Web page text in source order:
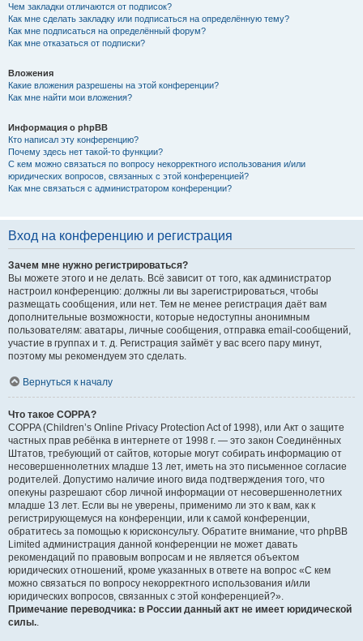
Чем закладки отличаются от подписок?
Как мне сделать закладку или подписаться на определённую тему?
Как мне подписаться на определённый форум?
Как мне отказаться от подписки?
Вложения
Какие вложения разрешены на этой конференции?
Как мне найти мои вложения?
Информация о phpBB
Кто написал эту конференцию?
Почему здесь нет такой-то функции?
С кем можно связаться по вопросу некорректного использования и/или
юридических вопросов, связанных с этой конференцией?
Как мне связаться с администратором конференции?
Вход на конференцию и регистрация
Зачем мне нужно регистрироваться?
Вы можете этого и не делать. Всё зависит от того, как администратор
настроил конференцию: должны ли вы зарегистрироваться, чтобы
размещать сообщения, или нет. Тем не менее регистрация даёт вам
дополнительные возможности, которые недоступны анонимным
пользователям: аватары, личные сообщения, отправка email-сообщений,
участие в группах и т. д. Регистрация займёт у вас всего пару минут,
поэтому мы рекомендуем это сделать.
Вернуться к началу
Что такое COPPA?
COPPA (Children’s Online Privacy Protection Act of 1998), или Акт о защите
частных прав ребёнка в интернете от 1998 г. — это закон Соединённых
Штатов, требующий от сайтов, которые могут собирать информацию от
несовершеннолетних младше 13 лет, иметь на это письменное согласие
родителей. Допустимо наличие иного вида подтверждения того, что
опекуны разрешают сбор личной информации от несовершеннолетних
младше 13 лет. Если вы не уверены, применимо ли это к вам, как к
регистрирующемуся на конференции, или к самой конференции,
обратитесь за помощью к юрисконсульту. Обратите внимание, что phpBB
Limited администрация данной конференции не может давать
рекомендаций по правовым вопросам и не является объектом
юридических отношений, кроме указанных в ответе на вопрос «С кем
можно связаться по вопросу некорректного использования и/или
юридических вопросов, связанных с этой конференцией?».
Примечание переводчика: в России данный акт не имеет юридической
силы..